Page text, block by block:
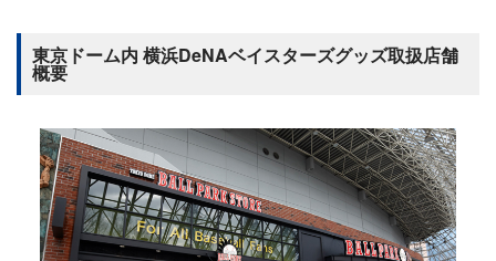
東京ドーム内 横浜DeNAベイスターズグッズ取扱店舗
概要